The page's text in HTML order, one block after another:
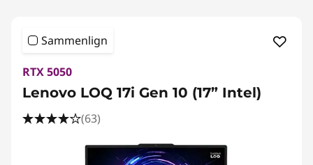
Sammenlign
RTX 5050
Lenovo LOQ 17i Gen 10 (17” Intel)
(63)